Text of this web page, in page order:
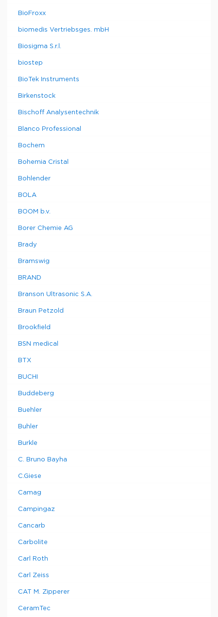
BioFroxx
biomedis Vertriebsges. mbH
Biosigma S.r.l.
biostep
BioTek Instruments
Birkenstock
Bischoff Analysentechnik
Blanco Professional
Bochem
Bohemia Cristal
Bohlender
BOLA
BOOM b.v.
Borer Chemie AG
Brady
Bramswig
BRAND
Branson Ultrasonic S.A.
Braun Petzold
Brookfield
BSN medical
BTX
BUCHI
Buddeberg
Buehler
Buhler
Burkle
C. Bruno Bayha
C.Giese
Camag
Campingaz
Cancarb
Carbolite
Carl Roth
Carl Zeiss
CAT M. Zipperer
CeramTec